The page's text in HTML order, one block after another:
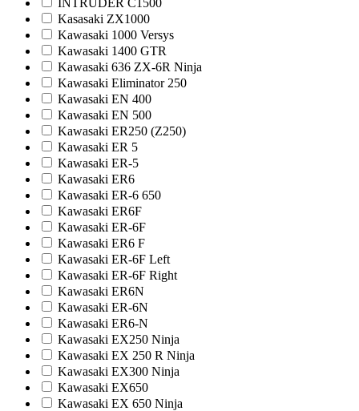
Kasasaki ZX1000
Kawasaki 1000 Versys
Kawasaki 1400 GTR
Kawasaki 636 ZX-6R Ninja
Kawasaki Eliminator 250
Kawasaki EN 400
Kawasaki EN 500
Kawasaki ER250 (Z250)
Kawasaki ER 5
Kawasaki ER-5
Kawasaki ER6
Kawasaki ER-6 650
Kawasaki ER6F
Kawasaki ER-6F
Kawasaki ER6 F
Kawasaki ER-6F Left
Kawasaki ER-6F Right
Kawasaki ER6N
Kawasaki ER-6N
Kawasaki ER6-N
Kawasaki EX250 Ninja
Kawasaki EX 250 R Ninja
Kawasaki EX300 Ninja
Kawasaki EX650
Kawasaki EX 650 Ninja